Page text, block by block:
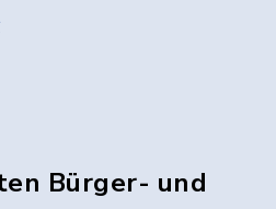
Bürger- und